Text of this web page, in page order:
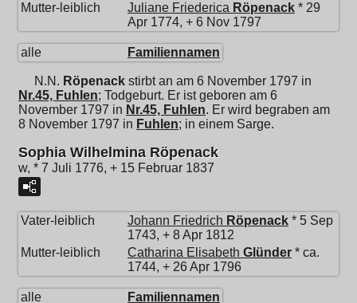
Mutter-leiblich Juliane Friederica Röpenack * 29
Apr 1774, + 6 Nov 1797
alle Familiennamen
N.N. Röpenack stirbt an am 6 November 1797 in
Nr.45, Fuhlen; Todgeburt. Er ist geboren am 6
November 1797 in Nr.45, Fuhlen. Er wird begraben am
8 November 1797 in Fuhlen; in einem Sarge.
Sophia Wilhelmina Röpenack
w, * 7 Juli 1776, + 15 Februar 1837
Vater-leiblich Johann Friedrich Röpenack * 5 Sep
1743, + 8 Apr 1812
Mutter-leiblich
Catharina Elisabeth Glünder * ca.
1744, + 26 Apr 1796
alle Familiennamen